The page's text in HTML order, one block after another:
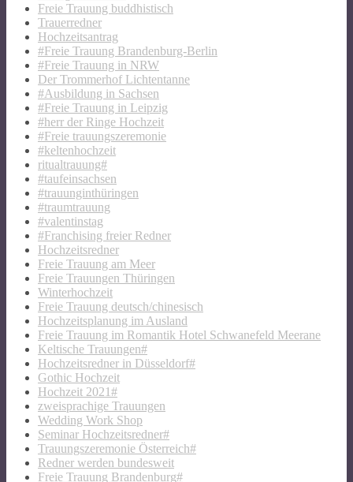
Freie Trauung buddhistisch
Trauerredner
Hochzeitsantrag
#Freie Trauung Brandenburg-Berlin
#Freie Trauung in NRW
Der Trommerhof Lichtentanne
#Ausbildung in Sachsen
#Freie Trauung in Leipzig
#herr der Ringe Hochzeit
#Freie trauungszeremonie
#keltenhochzeit
ritualtrauung#
#taufeinsachsen
#trauunginthüringen
#traumtrauung
#valentinstag
#Franchising freier Redner
Hochzeitsredner
Freie Trauung am Meer
Freie Trauungen Thüringen
Winterhochzeit
Freie Trauung deutsch/chinesisch
Hochzeitsplanung im Ausland
Freie Trauung im Romantik Hotel Schwanefeld Meerane
Keltische Trauungen#
Hochzeitsredner in Düsseldorf#
Gothic Hochzeit
Hochzeit 2021#
zweisprachige Trauungen
Wedding Work Shop
Seminar Hochzeitsredner#
Trauungszeremonie Österreich#
Redner werden bundesweit
Freie Trauung Brandenburg#